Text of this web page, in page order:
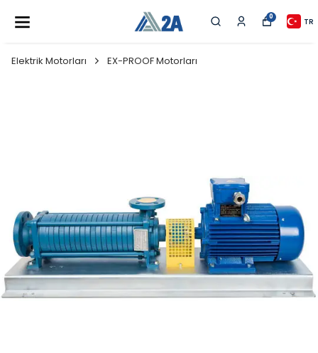
0 TR
Elektrik Motorları EX-PROOF Motorları